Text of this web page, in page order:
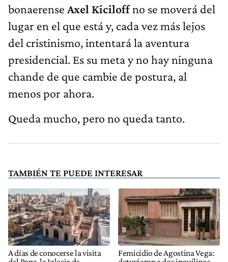
bonaerense Axel Kiciloffno se moverá del
lugar en el que está y, cada vez más lejos
del cristinismo, intentará la aventura
presidencial. Es su meta y no hay ninguna
chande de que cambie de postura, al
menos por ahora.
Queda mucho, pero no queda tanto.
TAMBIÉN TE PUEDE INTERESAR
A días de conocerse la visita
Femicidio de Agostina Vega: